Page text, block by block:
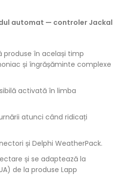
automat — controler Jackal
în același timp
și îngrășăminte complexe
activată în limba
atunci când ridicați
și Delphi WeatherPack.
și se adaptează la
de la produse Lapp